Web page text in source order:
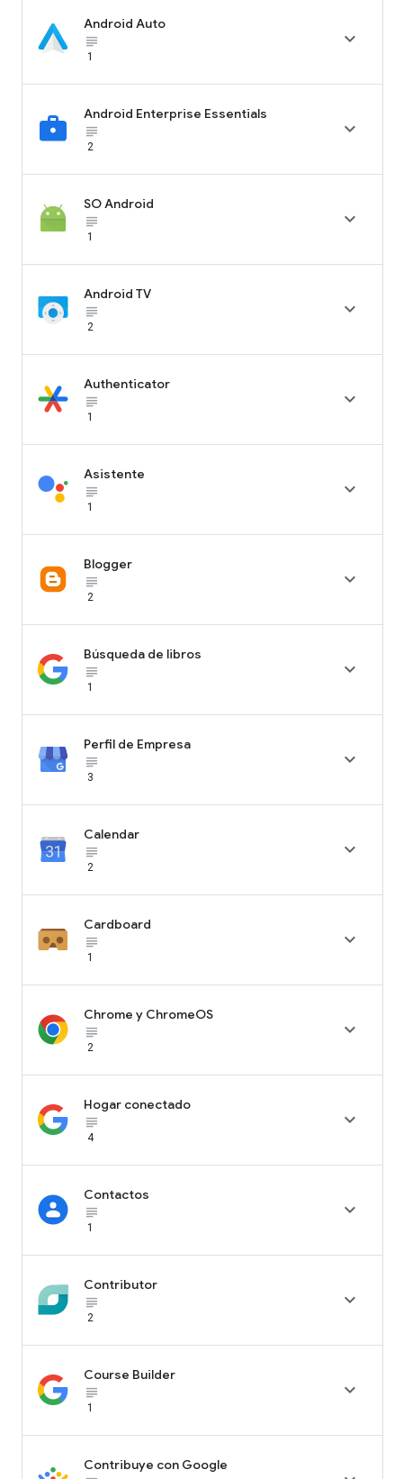
Android Auto
subject_black
1

Android Enterprise Essentials
subject_black
2

SO Android
subject_black
1

Android TV
subject_black
2

Authenticator
subject_black
1

Asistente
subject_black
1

Blogger
subject_black
2

Búsqueda de libros
subject_black
1

Perfil de Empresa
subject_black
3

Calendar
subject_black
2

Cardboard
subject_black
1

Chrome y ChromeOS
subject_black
2

Hogar conectado
subject_black
4

Contactos
subject_black
1

Contributor
subject_black
2

Course Builder
subject_black
1

Contribuye con Google